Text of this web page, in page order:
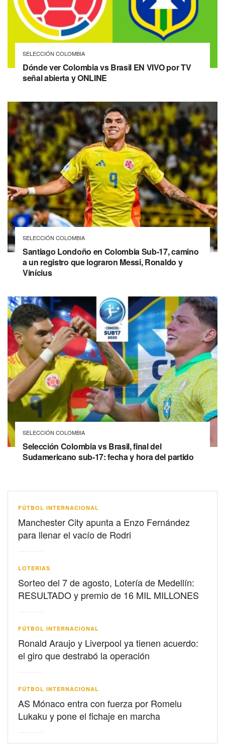
SELECCIÓN COLOMBIA
Dónde ver Colombia vs Brasil EN VIVO por TV
señal abierta y ONLINE
SELECCIÓN COLOMBIA
Santiago Londoño en Colombia Sub-17, camino
a un registro que lograron Messi, Ronaldo y
Vinícius
SELECCIÓN COLOMBIA
Selección Colombia vs Brasil, final del
Sudamericano sub-17: fecha y hora del partido
FÚTBOL INTERNACIONAL
Manchester City apunta a Enzo Fernández
para llenar el vacío de Rodri
LOTERIAS
Sorteo del 7 de agosto, Lotería de Medellín:
RESULTADO y premio de 16 MIL MILLONES
FÚTBOL INTERNACIONAL
Ronald Araujo y Liverpool ya tienen acuerdo:
el giro que destrabó la operación
FÚTBOL INTERNACIONAL
AS Mónaco entra con fuerza por Romelu
Lukaku y pone el fichaje en marcha